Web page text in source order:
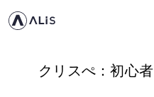
クリスぺ：初心者